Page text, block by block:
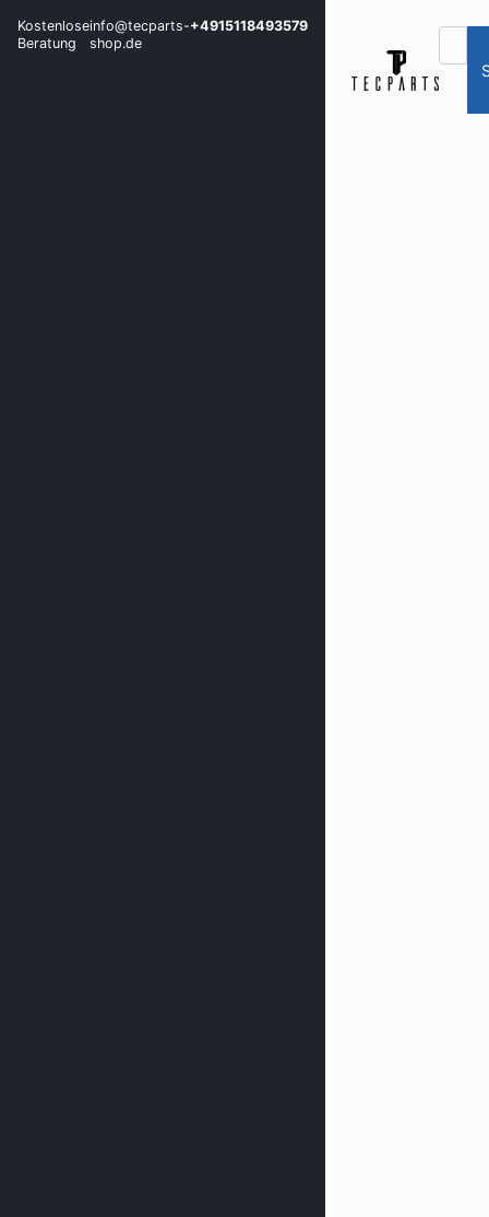
Kostenlose
Beratung
info@tecparts-
shop.de
+4915118493579